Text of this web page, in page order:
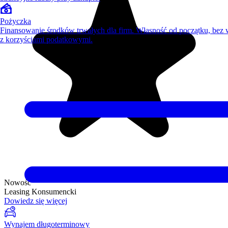
Nowość
Leasing Konsumencki
Dowiedz się więcej
Wynajem długoterminowy
Pożyczka
Finansowanie środków trwałych dla firm. Własność od początku, bez
z korzyściami podatkowymi.